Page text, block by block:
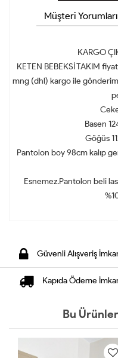
Müşteri
KARGO
KETEN BEBEKSİ TAKIM
mng (dhl) kargo ile gönderim
Basen
Göğüs
Pantolon boy 98cm kalıp
Esnemez.Pantolon beli
Güvenli Alışveriş
Kapıda Ödeme
Bu